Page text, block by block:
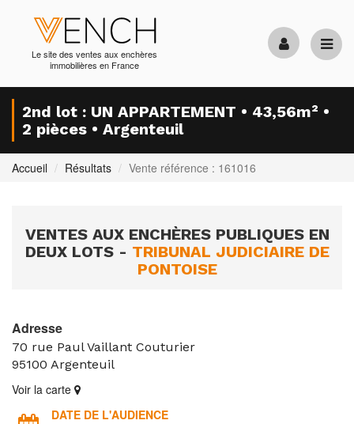
Le site des ventes aux enchères
immobilières en France
2nd lot : UN APPARTEMENT • 43,56m² •
2 pièces • Argenteuil
Accueil Résultats Vente référence : 161016
VENTES AUX ENCHÈRES PUBLIQUES EN
DEUX LOTS - TRIBUNAL JUDICIAIRE DE
PONTOISE
Adresse
70 rue Paul Vaillant Couturier
95100 Argenteuil
Voir la carte
DATE DE L'AUDIENCE